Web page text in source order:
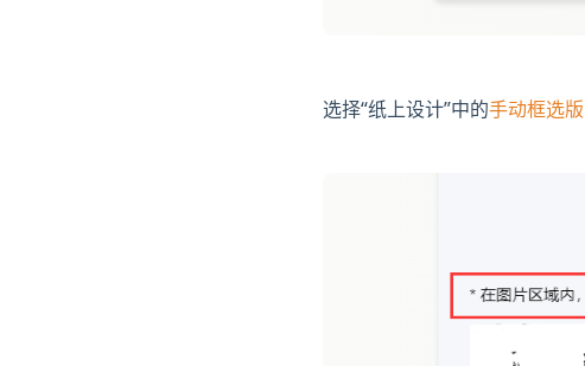
选择“纸上设计”中的手动框选版